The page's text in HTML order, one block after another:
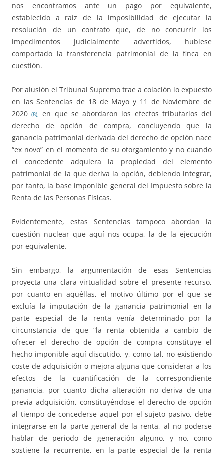
nos encontramos ante un pago por equivalente,
establecido a raíz de la imposibilidad de ejecutar la
resolución de un contrato que, de no concurrir los
impedimentos judicialmente advertidos, hubiese
comportado la transferencia patrimonial de la finca en
cuestión.
Por alusión el Tribunal Supremo trae a colación lo expuesto
en las Sentencias de 18 de Mayo y 11 de Noviembre de
2020 (8), en que se abordaron los efectos tributarios del
derecho de opción de compra, concluyendo que la
ganancia patrimonial derivada del derecho de opción nace
“ex novo” en el momento de su otorgamiento y no cuando
el concedente adquiera la propiedad del elemento
patrimonial de la que deriva la opción, debiendo integrar,
por tanto, la base imponible general del Impuesto sobre la
Renta de las Personas Físicas.
Evidentemente, estas Sentencias tampoco abordan la
cuestión nuclear que aquí nos ocupa, la de la ejecución
por equivalente.
Sin embargo, la argumentación de esas Sentencias
proyecta una clara virtualidad sobre el presente recurso,
por cuanto en aquéllas, el motivo último por el que se
excluía la imputación de la ganancia patrimonial en la
parte especial de la renta venía determinado por la
circunstancia de que “la renta obtenida a cambio de
ofrecer el derecho de opción de compra constituye el
hecho imponible aquí discutido, y, como tal, no existiendo
coste de adquisición o mejora alguna que considerar a los
efectos de la cuantificación de la correspondiente
ganancia, por cuanto dicha alteración no deriva de una
previa adquisición, constituyéndose el derecho de opción
al tiempo de concederse aquel por el sujeto pasivo, debe
integrarse en la parte general de la renta, al no poderse
hablar de periodo de generación alguno, y no, como
sostiene la recurrente, en la parte especial de la renta